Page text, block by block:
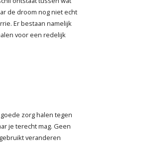
de droom nog niet echt
Er bestaan namelijk
voor een redelijk
zorg halen tegen
je terecht mag. Geen
veranderen